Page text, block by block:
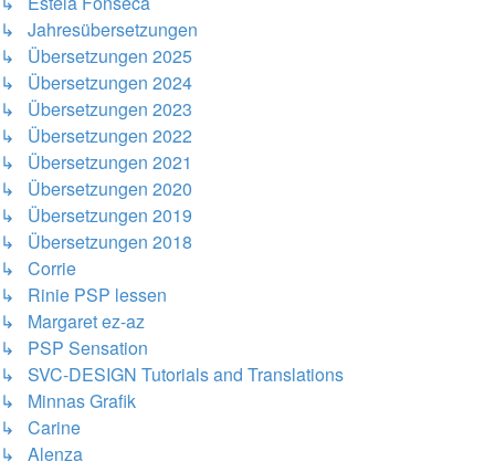
↳ Jahresübersetzungen
↳ Übersetzungen 2025
↳ Übersetzungen 2024
↳ Übersetzungen 2023
↳ Übersetzungen 2022
↳ Übersetzungen 2021
↳ Übersetzungen 2020
↳ Übersetzungen 2019
↳ Übersetzungen 2018
↳ Corrie
↳ Rinie PSP lessen
↳ Margaret ez-az
↳ PSP Sensation
↳ SVC-DESIGN Tutorials and Translations
↳ Minnas Grafik
↳ Carine
↳ Alenza